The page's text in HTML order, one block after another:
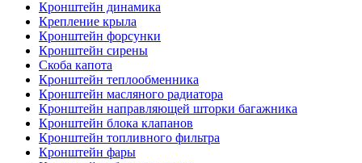
Кронштейн динамика
Крепление крыла
Кронштейн форсунки
Кронштейн сирены
Скоба капота
Кронштейн теплообменника
Кронштейн масляного радиатора
Кронштейн направляющей шторки багажника
Кронштейн блока клапанов
Кронштейн топливного фильтра
Кронштейн фары